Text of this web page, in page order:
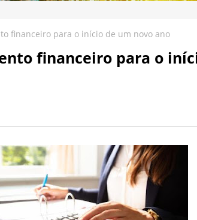
financeiro para o início de um novo ano
financeiro para o